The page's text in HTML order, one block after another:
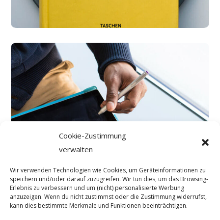
Cookie-Zustimmung
verwalten
Wir verwenden Technologien wie Cookies, um Geräteinformationen zu
speichern und/oder darauf zuzugreifen. Wir tun dies, um das Browsing-
Erlebnis zu verbessern und um (nicht) personalisierte Werbung
anzuzeigen. Wenn du nicht zustimmst oder die Zustimmung widerrufst,
kann dies bestimmte Merkmale und Funktionen beeinträchtigen.
Content Strategy
BUSINESS DEVELOPMENT